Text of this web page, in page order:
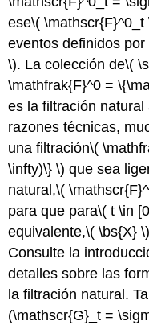
ese\( \mathscr{F}^0_t
eventos definidos
\). La colección de\(
\mathfrak{F}^0 =
es la filtración natural
razones técnicas,
una filtración\(
\infty)\} \) que sea
natural,\(
para que para\( t \in
equivalente,\( \bs{X} \)
Consulte la
detalles sobre las
la filtración natural.
(\mathscr{G}_t =